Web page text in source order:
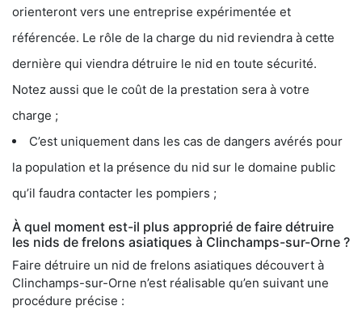
orienteront vers une entreprise expérimentée et
référencée. Le rôle de la charge du nid reviendra à cette
dernière qui viendra détruire le nid en toute sécurité.
Notez aussi que le coût de la prestation sera à votre
charge ;
C’est uniquement dans les cas de dangers avérés pour
la population et la présence du nid sur le domaine public
qu’il faudra contacter les pompiers ;
À quel moment est-il plus approprié de faire détruire
les nids de frelons asiatiques à Clinchamps-sur-Orne ?
Faire détruire un nid de frelons asiatiques découvert à
Clinchamps-sur-Orne n’est réalisable qu’en suivant une
procédure précise :